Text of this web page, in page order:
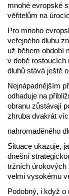
mnohé evropské
věřitelům na
Pro mnoho
veřejného dluhu
už během období
v době rostoucích
dluhů stává ještě
Nejnápadnějším
odhaduje na
obranu zůstávají
zhruba dvakrát
nahromaděného
Situace ukazuje,
dnešní
tržních úrokových
velmi vysokému
Podobný, i když